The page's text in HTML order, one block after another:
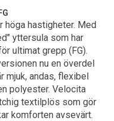
höga hastigheter. Med
yttersula som har
ultimat grepp (FG).
nu en överdel
mjuk, andas, flexibel
polyester. Velocita
textilplös som gör
komforten avsevärt.